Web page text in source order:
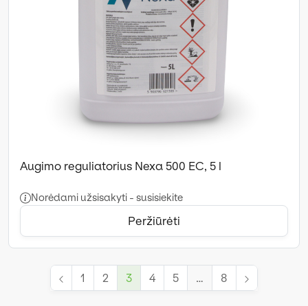
Augimo reguliatorius Nexa 500 EC, 5 l
Norėdami užsisakyti - susisiekite
Peržiūrėti
1 2 3 4 5 … 8